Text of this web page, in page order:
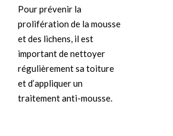
Pour prévenir la
prolifération de la mousse
et des lichens, il est
important de nettoyer
régulièrement sa toiture
et d’appliquer un
traitement anti-mousse.